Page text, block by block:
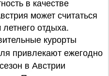
в качестве
может считаться
отдыха.
курорты
привлекают ежегодно
в Австрии